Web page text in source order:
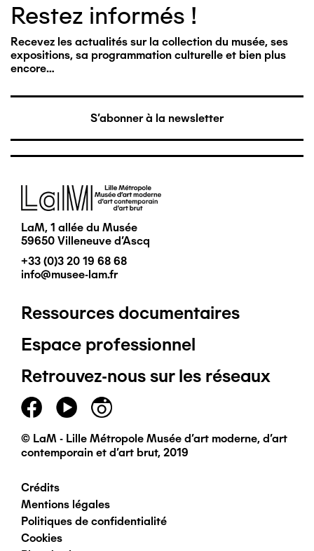
Restez informés !
Recevez les actualités sur la collection du musée, ses
expositions, sa programmation culturelle et bien plus
encore…
S'abonner à la newsletter
Image
LaM, 1 allée du Musée
59650 Villeneuve d'Ascq
+33 (0)3 20 19 68 68
info@musee-lam.fr
Pied
de
page
principal
Ressources documentaires
Espace professionnel
Retrouvez-nous sur les réseaux
© LaM - Lille Métropole Musée d'art moderne, d'art
contemporain et d'art brut, 2019
Pied
de
Crédits
Mentions légales
Politiques de confidentialité
Cookies